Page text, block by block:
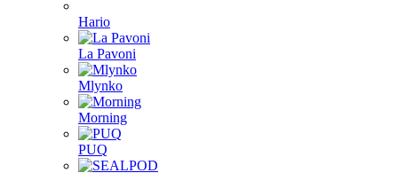
Hario
La Pavoni
Mlynko
Morning
PUQ